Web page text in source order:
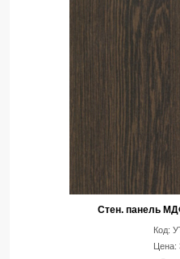
Стен. панель
Код:
Цена: